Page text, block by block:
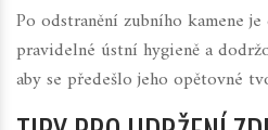
Po odstranění zubního kamene
pravidelné ústní hygieně a
aby se předešlo jeho opětovné